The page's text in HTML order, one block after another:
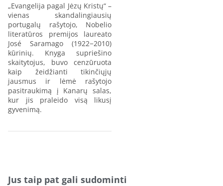
„Evangelija pagal Jėzų Kristų“ –
vienas skandalingiausių
portugalų rašytojo, Nobelio
literatūros premijos laureato
José Saramago (1922−2010)
kūrinių. Knyga supriešino
skaitytojus, buvo cenzūruota
kaip žeidžianti tikinčiųjų
jausmus ir lėmė rašytojo
pasitraukimą į Kanarų salas,
kur jis praleido visą likusį
gyvenimą.
Jus taip pat gali sudominti